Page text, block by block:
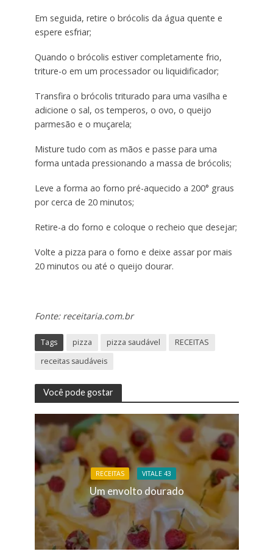
Em seguida, retire o brócolis da água quente e
espere esfriar;
Quando o brócolis estiver completamente frio,
triture-o em um processador ou liquidificador;
Transfira o brócolis triturado para uma vasilha e
adicione o sal, os temperos, o ovo, o queijo
parmesão e o muçarela;
Misture tudo com as mãos e passe para uma
forma untada pressionando a massa de brócolis;
Leve a forma ao forno pré-aquecido a 200° graus
por cerca de 20 minutos;
Retire-a do forno e coloque o recheio que desejar;
Volte a pizza para o forno e deixe assar por mais
20 minutos ou até o queijo dourar.
Fonte: receitaria.com.br
Tags pizza pizza saudável
RECEITAS
receitas saudáveis
Você pode gostar
RECEITAS VITALE 43
Um envolto dourado